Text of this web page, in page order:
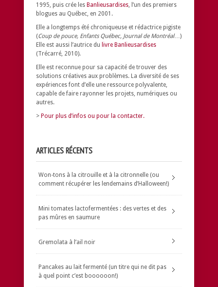
1995, puis crée les Banlieusardises , l’un des premiers
blogues au Québec, en 2001.
Elle a longtemps été chroniqueuse et rédactrice pigiste
(Coup de pouce, Enfants Québec, Journal de Montréal…)
Elle est aussi l’autrice du livre Banlieusardises
(Trécarré, 2010).
Elle est reconnue pour sa capacité de trouver des
solutions créatives aux problèmes. La diversité de ses
expériences font d’elle une ressource polyvalente,
capable de faire rayonner les projets, numériques ou
autres.
> Pour plus d’infos ou pour la contacter.
ARTICLES RÉCENTS
Won-tons à la citrouille et à la citronnelle (ou
comment récupérer les lendemains d’Halloween!)
Mini tomates lactofermentées : des vertes et des
pas mûres en saumure
Gremolata à l’ail noir
Pancakes au lait fermenté (un titre qui ne dit pas
à quel point c’est boooooon!)